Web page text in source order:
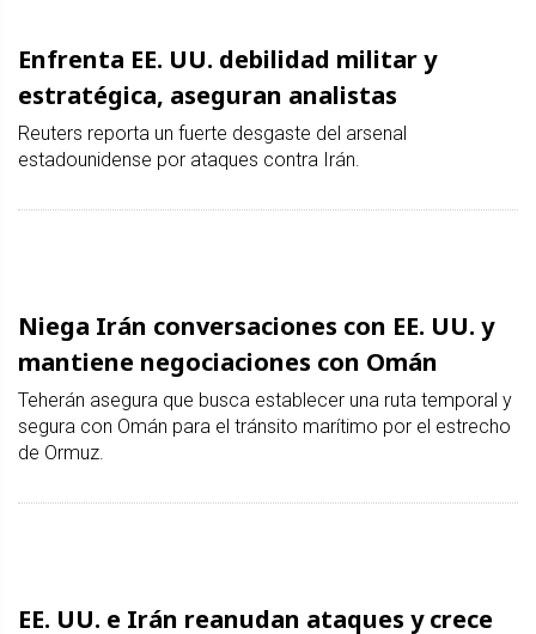
Enfrenta EE. UU. debilidad militar y
estratégica, aseguran analistas
Reuters reporta un fuerte desgaste del arsenal
estadounidense por ataques contra Irán.
Niega Irán conversaciones con EE. UU. y
mantiene negociaciones con Omán
Teherán asegura que busca establecer una ruta temporal y
segura con Omán para el tránsito marítimo por el estrecho
de Ormuz.
EE. UU. e Irán reanudan ataques y crece